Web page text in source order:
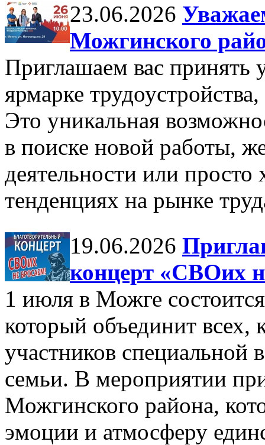
23.06.2026
Можгинского
Приглашаем вас принять
ярмарке
Это уникальная
в поиске новой работы,
деятельности или просто
тенденциях на рынке
19.06.2026
концерт «СВОих
1 июля в Можге
который объединит всех,
участников
семьи. В мероприятии
Можгинского района,
эмоции и атмосферу